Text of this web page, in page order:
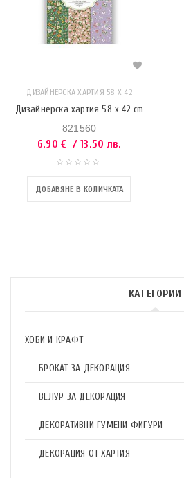
КАТЕГОРИИ
ХОБИ И КРАФТ
БРОКАТ ЗА ДЕКОРАЦИЯ
ВЕЛУР ЗА ДЕКОРАЦИЯ
ДЕКОРАТИВНИ ГУМЕНИ ФИГУРИ
ДЕКОРАЦИЯ ОТ ХАРТИЯ
ДИЗАЙНЕРСКА ХАРТИЯ 58 X 42
Дизайнерска хартия 58 x 42 cm
821560
6.90 € / 13.50 лв.
ДОБАВЯНЕ В КОЛИЧКАТА